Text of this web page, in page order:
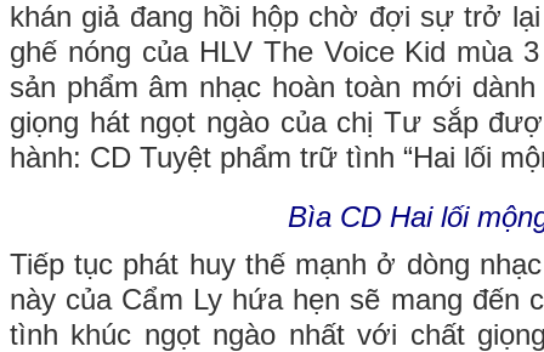
khán giả đang hồi hộp chờ đợi sự trở
ghế nóng của HLV The Voice Kid mùa
sản phẩm âm nhạc hoàn toàn mới
giọng hát ngọt ngào của chị Tư sắp
hành: CD Tuyệt phẩm trữ tình “Hai lối
Bìa CD Hai lối
Tiếp tục phát huy thế mạnh ở dòng
này của Cẩm Ly hứa hẹn sẽ mang đến
tình khúc ngọt ngào nhất với chất